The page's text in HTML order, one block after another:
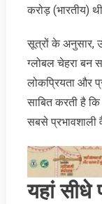
करोड़ (भारतीय)
सूत्रों के अनुसार,
ग्लोबल चेहरा बन
लोकप्रियता और
साबित करती है
सबसे प्रभावशाली
यहां सीधे